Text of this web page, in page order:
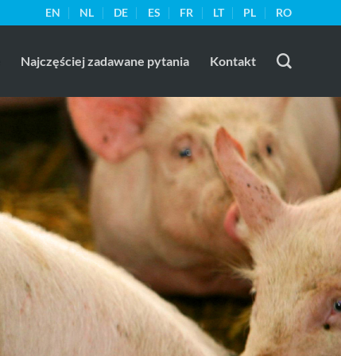
EN NL DE ES FR LT PL RO
Najczęściej zadawane pytania Kontakt